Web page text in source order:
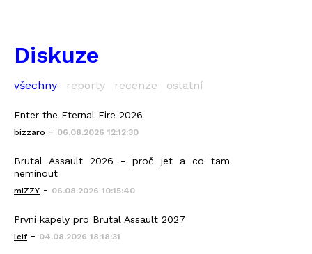
Diskuze
všechny reporty recenze ostatní
Enter the Eternal Fire 2026
bizzaro - 06.08.2026 12:12:30
Brutal Assault 2026 - proč jet a co tam
neminout
mIZZY - 06.08.2026 10:15:40
První kapely pro Brutal Assault 2027
leif - 04.08.2026 18:18:31